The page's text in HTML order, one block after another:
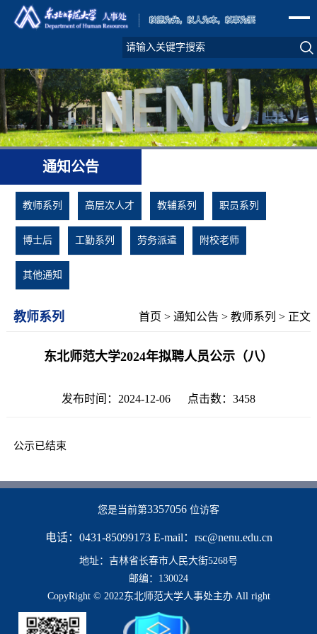
通知公告
教师系列 高层次人才 教辅系列 职员系列
博士后 工勤系列 劳务派遣 附校老师
其他通知
教师系列 首页 >通知公告 >教师系列 > 正文
东北师范大学2024年拟聘人员公示（八）
发布时间：2024-12-06 点击数： 3458
公示已结束
您是当前第3357056 位访客
电话：0431-85099173 E-mail：rsc@nenu.edu.cn
地址：吉林省长春市人民大街5268号
邮编：130024
CopyRight © 2022东北师范大学人事处主办 All right